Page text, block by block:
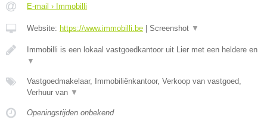
E-mail › Immobilli
Website: https://www.immobilli.be Screenshot ▼
Immobilli is een lokaal vastgoedkantoor uit Lier met een heldere en
▼
Vastgoedmakelaar, Immobiliënkantoor, Verkoop van vastgoed,
Verhuur van ▼
Openingstijden onbekend